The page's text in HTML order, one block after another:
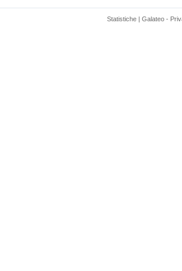
Statistiche| Galateo-